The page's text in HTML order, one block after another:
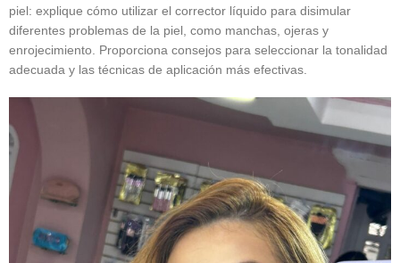
piel: explique cómo utilizar el corrector líquido para disimular
diferentes problemas de la piel, como manchas, ojeras y
enrojecimiento. Proporciona consejos para seleccionar la tonalidad
adecuada y las técnicas de aplicación más efectivas.